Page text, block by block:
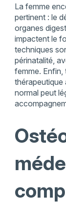
La femme
pertinent : le
organes
impactent le
techniques
périnatalité,
femme. Enfin,
thérapeutique
normal peut